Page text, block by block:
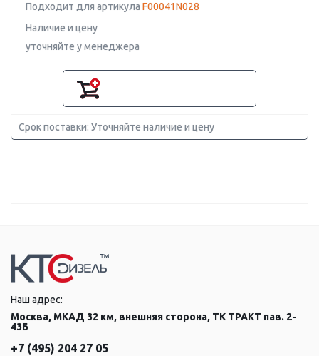
Подходит для артикула F00041N028
Наличие и цену
уточняйте у менеджера
Срок поставки: Уточняйте наличие и цену
Наш адрес:
Москва, МКАД 32 км, внешняя сторона, ТК ТРАКТ пав. 2-
43Б
+7 (495) 204 27 05